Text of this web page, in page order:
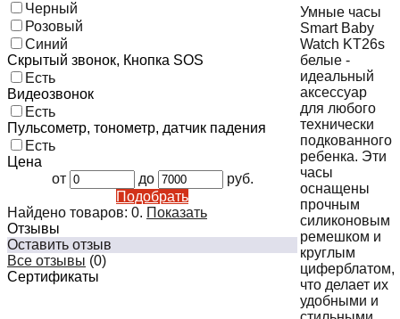
Черный
Розовый
Синий
Скрытый звонок, Кнопка SOS
Есть
Видеозвонок
Есть
Пульсометр, тонометр, датчик падения
Есть
Цена
от
до
руб.
Подобрать
Найдено товаров: 0. Показать
Отзывы
Оставить отзыв
Все отзывы (0)
Сертификаты
Умные часы
Smart Baby
Watch KT26s
белые -
идеальный
аксессуар
для любого
технически
подкованного
ребенка. Эти
часы
оснащены
прочным
силиконовым
ремешком и
круглым
циферблатом,
что делает их
удобными и